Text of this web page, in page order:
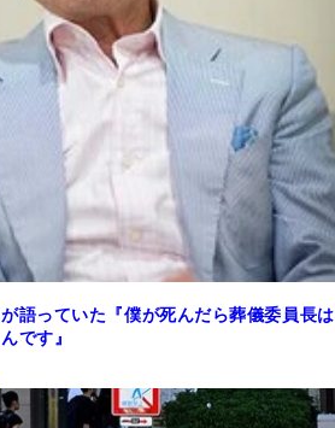
語っていた『僕が死んだら葬儀委員長は
です』